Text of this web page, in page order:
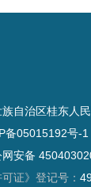
族自治区桂东人
备05015192号-1
网安备
证》登记号：